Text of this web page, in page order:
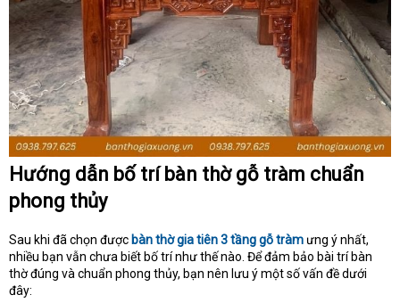
Hướng dẫn bố trí bàn thờ gỗ tràm chuẩn
phong thủy
Sau khi đã chọn được bàn thờ gia tiên 3 tầng gỗ tràm ưng ý nhất,
nhiều bạn vẫn chưa biết bố trí như thế nào. Để đảm bảo bài trí bàn
thờ đúng và chuẩn phong thủy, bạn nên lưu ý một số vấn đề dưới
đây: